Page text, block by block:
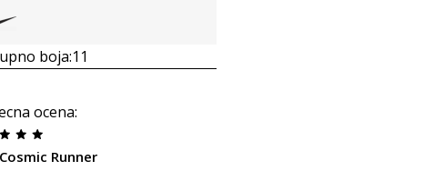
boja:11
ocena:
Runner